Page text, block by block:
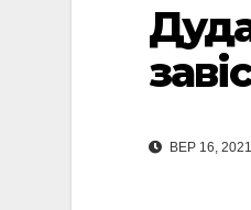
ВЕР 16, 2021